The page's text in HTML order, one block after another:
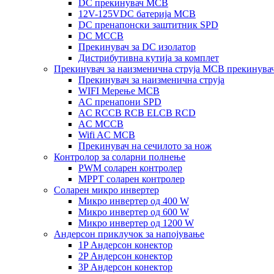
DC прекинувач MCB
12V-125VDC батерија MCB
DC пренапонски заштитник SPD
DC MCCB
Прекинувач за DC изолатор
Дистрибутивна кутија за комплет
Прекинувач за наизменична струја MCB
Прекинувач за наизменична струја
WIFI Мерење MCB
AC пренапони SPD
AC RCCB RCB ELCB RCD
AC MCCB
Wifi AC MCB
Прекинувач на сечилото за нож
Контролор за соларни полнење
PWM соларен контролер
MPPT соларен контролер
Соларен микро инвертер
Микро инвертер од 400 W
Микро инвертер од 600 W
Микро инвертер од 1200 W
Андерсон приклучок за напојување
1P Андерсон конектор
2P Андерсон конектор
3P Андерсон конектор